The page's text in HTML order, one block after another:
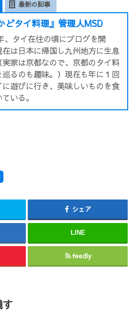
最新の記事
どタイ料理』管理人MSD
、タイ在住の頃にブログを開
在は日本に帰国し九州地方に生息
実家は京都なので、京都のタイ料
巡るのも趣味。）現在も年に１回
に遊びに行き、美味しいものを食
いる。
シェア
LINE
feedly